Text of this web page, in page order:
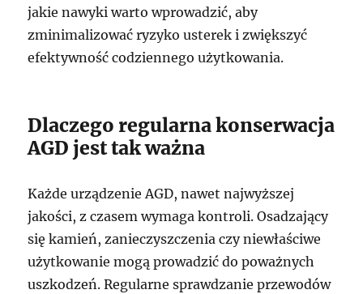
jakie nawyki warto wprowadzić, aby
zminimalizować ryzyko usterek i zwiększyć
efektywność codziennego użytkowania.
Dlaczego regularna konserwacja
AGD jest tak ważna
Każde urządzenie AGD, nawet najwyższej
jakości, z czasem wymaga kontroli. Osadzający
się kamień, zanieczyszczenia czy niewłaściwe
użytkowanie mogą prowadzić do poważnych
uszkodzeń. Regularne sprawdzanie przewodów